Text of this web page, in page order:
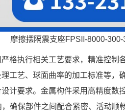
摩擦摆隔震支座FPSII-8000-300-
格执行相关工艺要求，精准控制
工艺、球面曲率的加工标准等，
计要求。金属构件采用高精度数
确保部件之间配合紧密、活动顺